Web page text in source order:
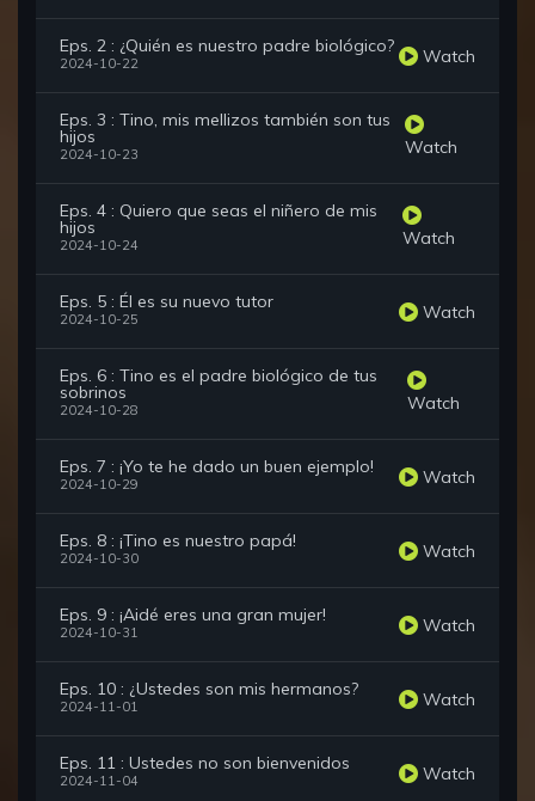
Eps. 2 : ¿Quién es nuestro padre biológico?
2024-10-22 Watch
Eps. 3 : Tino, mis mellizos también son tus
hijos
2024-10-23 Watch
Eps. 4 : Quiero que seas el niñero de mis
hijos
2024-10-24 Watch
Eps. 5 : Él es su nuevo tutor
2024-10-25 Watch
Eps. 6 : Tino es el padre biológico de tus
sobrinos
2024-10-28 Watch
Eps. 7 : ¡Yo te he dado un buen ejemplo!
2024-10-29 Watch
Eps. 8 : ¡Tino es nuestro papá!
2024-10-30 Watch
Eps. 9 : ¡Aidé eres una gran mujer!
2024-10-31 Watch
Eps. 10 : ¿Ustedes son mis hermanos?
2024-11-01 Watch
Eps. 11 : Ustedes no son bienvenidos
2024-11-04 Watch